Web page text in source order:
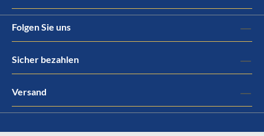
Folgen Sie uns
Sicher bezahlen
Versand